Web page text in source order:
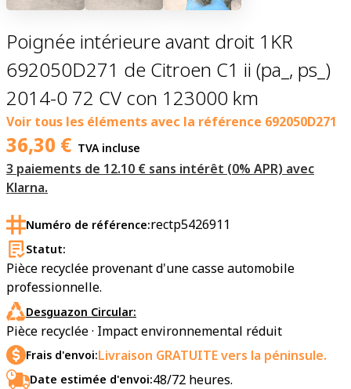
Poignée intérieure avant droit 1KR
692050D271 de Citroen C1 ii (pa_, ps_)
2014-0 72 CV con 123000 km
Voir tous les éléments avec la référence 692050D271
36,30 € TVA incluse
3 paiements de 12.10 € sans intérêt (0% APR) avec
Klarna.
Numéro de référence:rectp5426911
Statut:
Pièce recyclée provenant d'une casse automobile
professionnelle.
Desguazon Circular:
Pièce recyclée · Impact environnemental réduit
Frais d'envoi:Livraison GRATUITE vers la péninsule.
Date estimée d'envoi:48/72 heures.